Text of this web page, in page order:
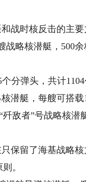
战时核反击的主要
战略核潜艇，500
分弹头，共计1104
潜艇，每艘可搭载
敌者”号战略核潜
保留了海基战略核
。